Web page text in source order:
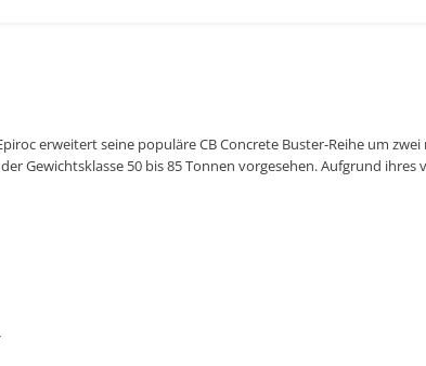
erweitert seine populäre CB Concrete Buster-Reihe um
Gewichtsklasse 50 bis 85 Tonnen vorgesehen. Aufgrund